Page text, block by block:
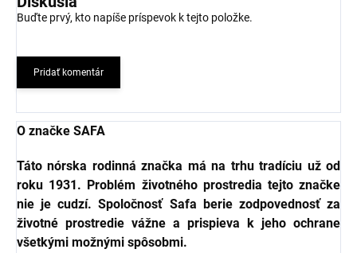
Buďte prvý, kto napíše príspevok k tejto položke.
Pridať komentár
O značke SAFA
Táto nórska rodinná značka má na trhu tradíciu už od
roku 1931. Problém životného prostredia tejto značke
nie je cudzí. Spoločnosť Safa berie zodpovednosť za
životné prostredie vážne a prispieva k jeho ochrane
všetkými možnými spôsobmi.